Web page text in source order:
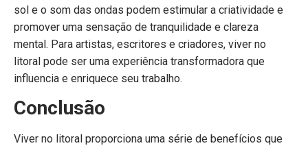
sol e o som das ondas podem estimular a criatividade e
promover uma sensação de tranquilidade e clareza
mental. Para artistas, escritores e criadores, viver no
litoral pode ser uma experiência transformadora que
influencia e enriquece seu trabalho.
Conclusão
Viver no litoral proporciona uma série de benefícios que